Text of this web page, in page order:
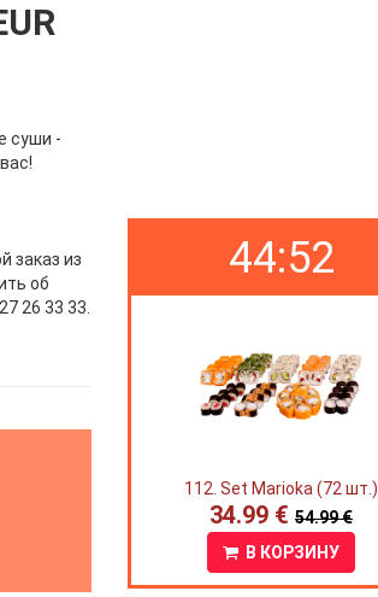
44:51
112. Set Marioka (72 шт.)
34.99 € 54.99 €
В КОРЗИНУ
суши -
заказ из
об
26 33 33.